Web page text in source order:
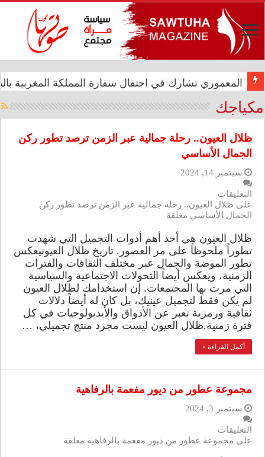
المعموري تشارك في احتفال سفارة المملكة المغربية بالذكرى الـ27
الدار العراقية للأزياء تعزز حضورها الدولي في مهرجان
مكياجك
ظلال العيون.. رحلة جمالية عبر الزمن ترصد تطور ركن
الجمال الأساسي
سبتمبر 14, 2024
التعليقات
على ظلال العيون.. رحلة جمالية عبر الزمن ترصد تطور ركن
الجمال الأساسي مغلقة
ظلال العيون هي أحد أهم أدوات التجميل التي شهدت
تطوراً ملحوظاً على مر العصور. تاريخ ظلال العيونيعكس
تطور الموضة والجمال عبر مختلف الثقافات والفترات
الزمنية، ويعكس أيضاً التحولات الاجتماعية والسياسية
التي مرت بها المجتمعات. إن استخدامك لظلال العيون
لم يكن فقط لتجميل عينيك، بل كان له أيضاً دلالات
ثقافية ورمزية تعبر عن الأذواق والأيديولوجيات في كل
فترة زمنية.ظلال العيون ليست مجرد منتج تجميلي، …
أكمل القراءة »
مجموعة عطور من ديور مفعمة بالرفاهية
سبتمبر 3, 2024
التعليقات
على مجموعة عطور من ديور مفعمة بالرفاهية مغلقة